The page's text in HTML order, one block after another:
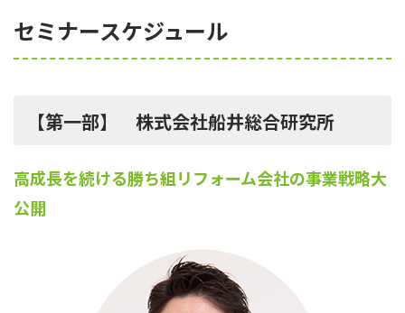
セミナースケジュール
【第一部】 株式会社船井総合研究所
高成長を続ける勝ち組リフォーム会社の事業戦略大
公開